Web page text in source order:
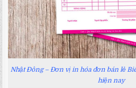
Nhật Đông – Đơn vị in hóa đơn bán lẻ
hiện nay